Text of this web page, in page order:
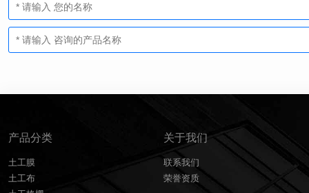
产品分类
土工膜
土工布
关于我们
联系我们
荣誉资质